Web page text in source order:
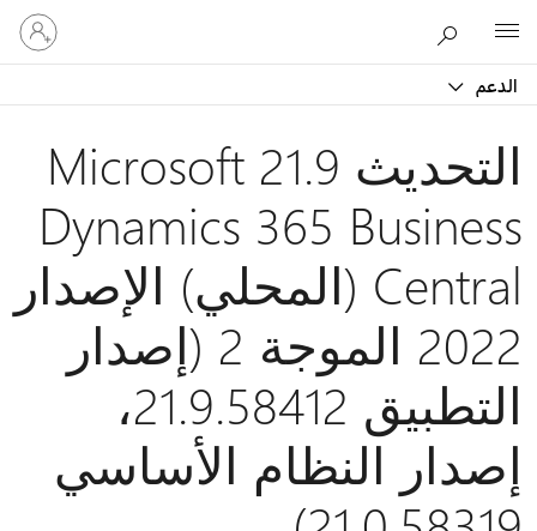
الدعم
تسجيل
الدخول
إلى
التحديث 21.9 Microsoft
Dynamics 365 Business
Central (المحلي) الإصدار
2022 الموجة 2 (إصدار
التطبيق 21.9.58412،
إصدار النظام الأساسي